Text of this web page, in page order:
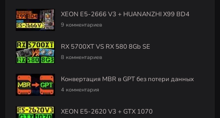
XEON E5-2666 V3 + HUANANZHI X99 BD4
9 комментариев
RX 5700XT VS RX 580 8Gb SE
8 комментариев
Конвертация MBR в GPT без потери данных
4 комментария
XEON E5-2620 V3 + GTX 1070